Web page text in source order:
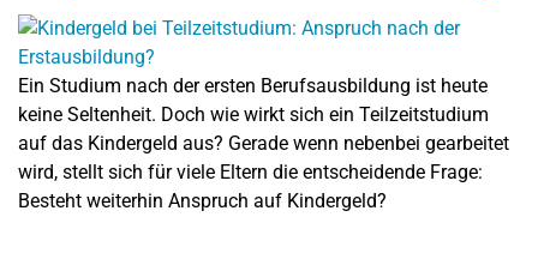
Ein Studium nach der ersten Berufsausbildung ist heute
keine Seltenheit. Doch wie wirkt sich ein Teilzeitstudium
auf das Kindergeld aus? Gerade wenn nebenbei gearbeitet
wird, stellt sich für viele Eltern die entscheidende Frage:
Besteht weiterhin Anspruch auf Kindergeld?